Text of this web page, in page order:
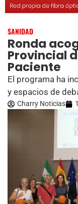
SANIDAD
Ronda
Provincial
Paciente
El programa ha
y espacios de
Charry Noticias